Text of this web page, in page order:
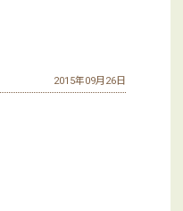
2015年09月26日